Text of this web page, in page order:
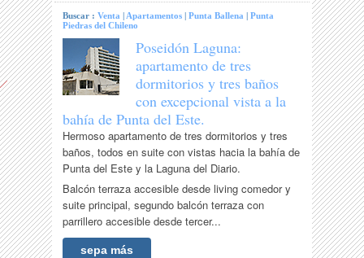
Buscar :Venta |Apartamentos |Punta Ballena |Punta
Piedras del Chileno
Poseidón Laguna:
apartamento de tres
dormitorios y tres baños
con excepcional vista a la
bahía de Punta del Este.
Hermoso apartamento de tres dormitorios y tres
baños, todos en suite con vistas hacia la bahía de
Punta del Este y la Laguna del Diario.
Balcón terraza accesible desde living comedor y
suite principal, segundo balcón terraza con
parrillero accesible desde tercer...
sepa más